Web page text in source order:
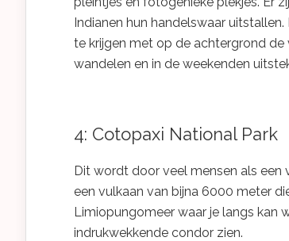
Indianen hun handelswaar
te krijgen met op de achtergrond de
wandelen en in de weekenden
4: Cotopaxi National Park
Dit wordt door veel mensen als een
een vulkaan van bijna 6000 meter
Limiopungomeer waar je langs kan
indrukwekkende condor zien.